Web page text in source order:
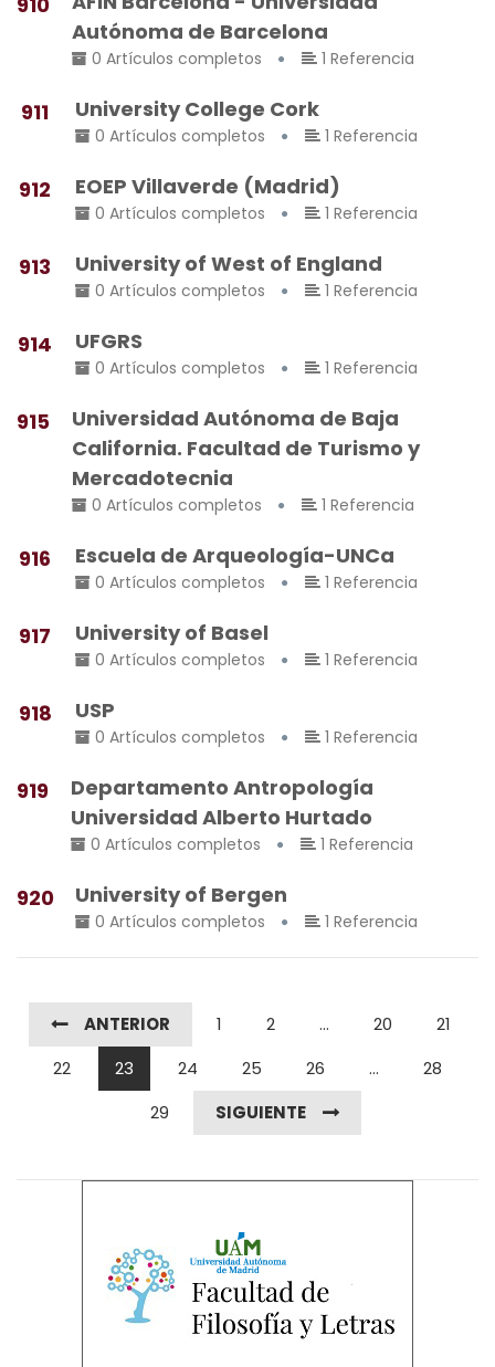
Autónoma de Barcelona
0 Artículos completos 1 Referencia
911 University College Cork
0 Artículos completos 1 Referencia
912 EOEP Villaverde (Madrid)
0 Artículos completos 1 Referencia
913 University of West of England
0 Artículos completos 1 Referencia
914 UFGRS
0 Artículos completos 1 Referencia
915
Universidad Autónoma de Baja
California. Facultad de Turismo y
Mercadotecnia
0 Artículos completos 1 Referencia
916 Escuela de Arqueología-UNCa
0 Artículos completos 1 Referencia
917 University of Basel
0 Artículos completos 1 Referencia
918 USP
0 Artículos completos 1 Referencia
919
Departamento Antropología
Universidad Alberto Hurtado
0 Artículos completos 1 Referencia
920 University of Bergen
0 Artículos completos 1 Referencia
ANTERIOR 1 2 ... 20
21
22
23 24 25 26 ...
28
29
SIGUIENTE